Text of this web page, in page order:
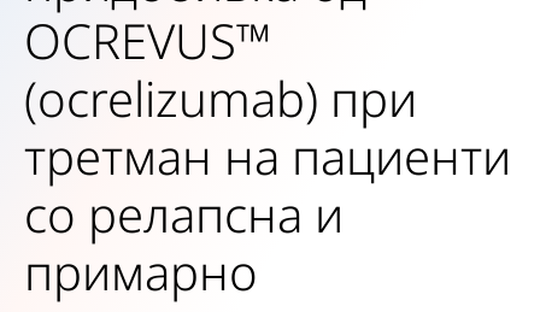
OCREVUS™
(ocrelizumab) при
третман на пациенти
со релапсна и
примарно